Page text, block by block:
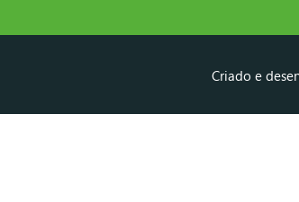
Criado e